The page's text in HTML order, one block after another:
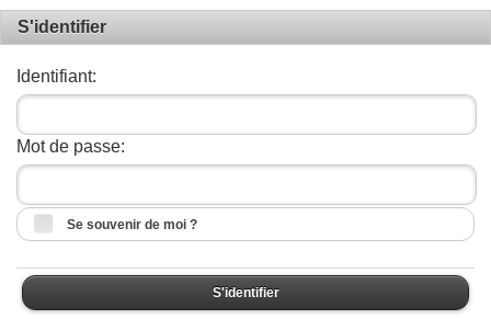
S'identifier
Identifiant:
Mot de passe:
Se souvenir de moi ?
S'identifier